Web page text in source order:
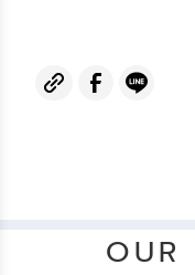
OUR